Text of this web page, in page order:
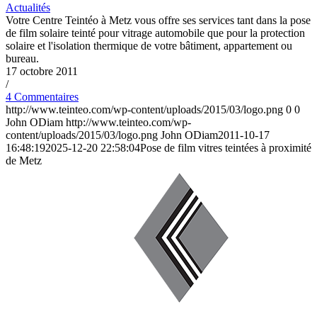
Actualités
Votre Centre Teintéo à Metz vous offre ses services tant dans la pose
de film solaire teinté pour vitrage automobile que pour la protection
solaire et l'isolation thermique de votre bâtiment, appartement ou
bureau.
17 octobre 2011
/
4 Commentaires
http://www.teinteo.com/wp-content/uploads/2015/03/logo.png 0 0
John ODiam http://www.teinteo.com/wp-
content/uploads/2015/03/logo.png John ODiam2011-10-17
16:48:192025-12-20 22:58:04Pose de film vitres teintées à proximité
de Metz